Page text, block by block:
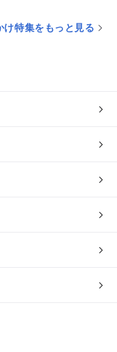
け特集をもっと見る